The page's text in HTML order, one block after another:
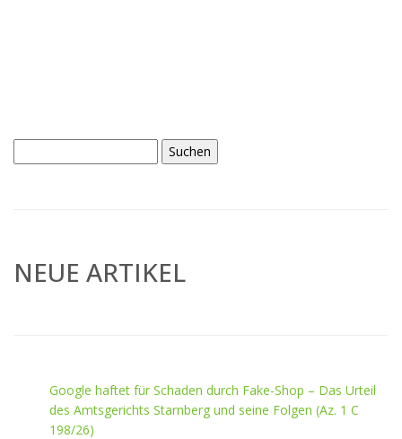
nach:
NEUE ARTIKEL
Google haftet für Schaden durch Fake-Shop – Das Urteil
des Amtsgerichts Starnberg und seine Folgen (Az. 1 C
198/26)